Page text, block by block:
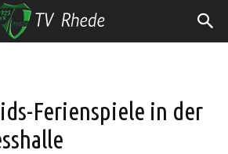
Ferienspiele in der